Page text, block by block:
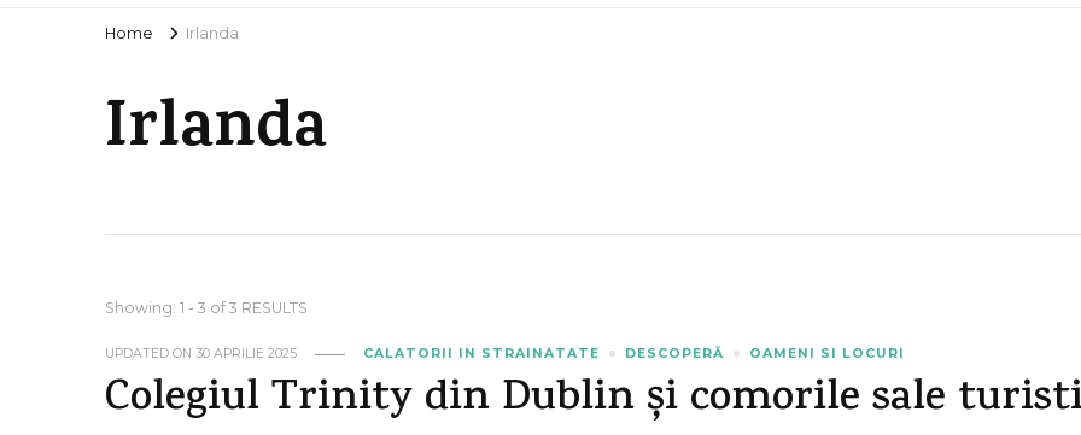
Home Irlanda
Irlanda
Showing: 1 - 3 of 3 RESULTS
UPDATED ON 30 APRILIE 2025 CALATORII IN STRAINATATE DESCOPERĂ OAMENI SI LOCURI
Colegiul Trinity din Dublin și comorile sale